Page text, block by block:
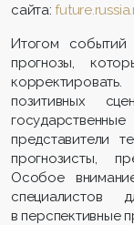
сайта:
Итогом событий
прогнозы,
позитивных
представители
прогнозисты,
Особое
специалистов
в перспективные